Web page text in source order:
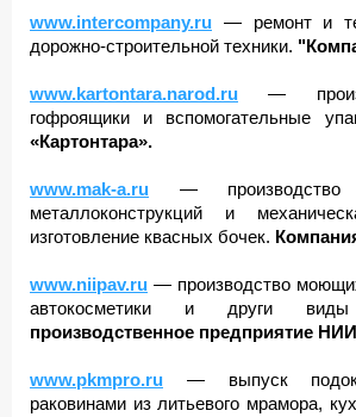
www.intercompany.ru — ремонт и
дорожно-строительной техники.
www.kartontara.narod.ru —
гофроящики и вспомогательные
«Картонтара».
www.mak-a.ru — производство
металлоконструкций и
изготовление квасных бочек.
www.niipav.ru — производство
автокосметики и други виды
производственное предприятие
www.pkmpro.ru — выпуск
раковинами из литьевого мрамора,